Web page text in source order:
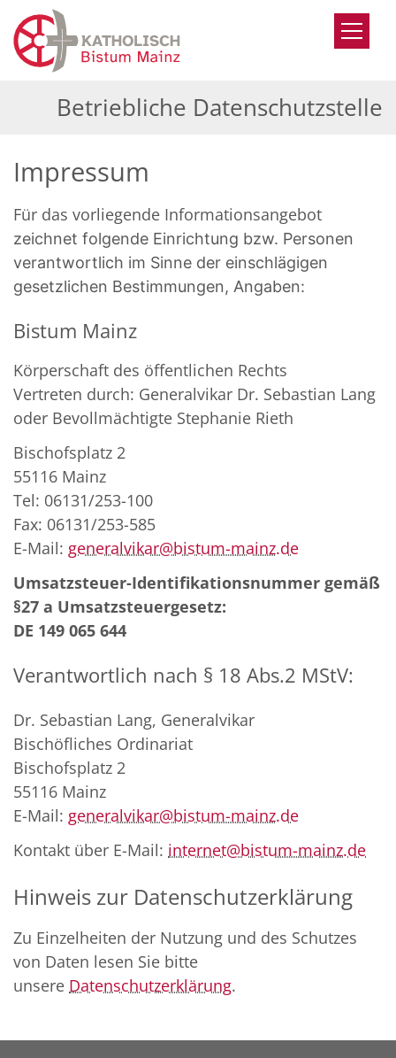
Zum Inhalt springen
Betriebliche Datenschutzstelle
Impressum
Für das vorliegende Informationsangebot
zeichnet folgende Einrichtung bzw. Personen
verantwortlich im Sinne der einschlägigen
gesetzlichen Bestimmungen, Angaben:
Bistum Mainz
Körperschaft des öffentlichen Rechts
Vertreten durch: Generalvikar Dr. Sebastian Lang
oder Bevollmächtigte Stephanie Rieth
Bischofsplatz 2
55116 Mainz
Tel: 06131/253-100
Fax: 06131/253-585
E-Mail: generalvikar@bistum-mainz.de
Umsatzsteuer-Identifikationsnummer gemäß
§27 a Umsatzsteuergesetz:
DE 149 065 644
Verantwortlich nach § 18 Abs.2 MStV:
Dr. Sebastian Lang, Generalvikar
Bischöfliches Ordinariat
Bischofsplatz 2
55116 Mainz
E-Mail: generalvikar@bistum-mainz.de
Kontakt über E-Mail: internet@bistum-mainz.de
Hinweis zur Datenschutzerklärung
Zu Einzelheiten der Nutzung und des Schutzes
von Daten lesen Sie bitte
unsere Datenschutzerklärung.